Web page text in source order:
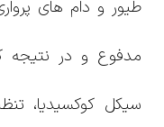
طیور و دام های
مدفوع و در نتیجه
سیکل کوکسیدیا،